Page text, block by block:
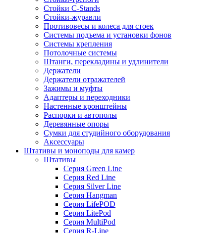
Стойки C-Stands
Стойки-журавли
Противовесы и колеса для стоек
Системы подъема и установки фонов
Системы крепления
Потолочные системы
Штанги, перекладины и удлинители
Держатели
Держатели отражателей
Зажимы и муфты
Адаптеры и переходники
Настенные кронштейны
Распорки и автополы
Деревянные опоры
Сумки для студийного оборудования
Аксессуары
Штативы и моноподы для камер
Штативы
Серия Green Line
Серия Red Line
Серия Silver Line
Серия Hangman
Серия LifePOD
Серия LitePod
Серия MultiPod
Серия R-Line